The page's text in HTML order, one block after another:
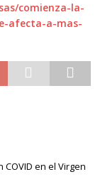
comienza-la-
afecta-a-mas-
en el Virgen